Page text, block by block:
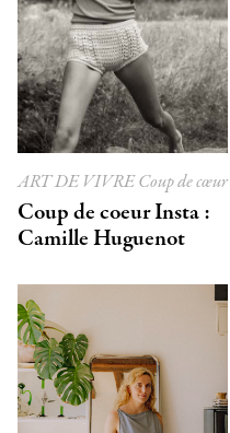
ART DE VIVRECoup de cœur
Coup de coeur Insta :
Camille Huguenot